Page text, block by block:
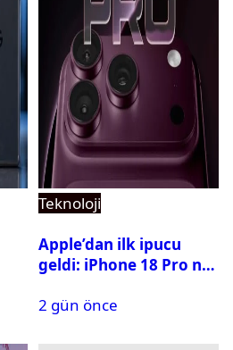
Teknoloji
Apple’dan ilk ipucu
geldi: iPhone 18 Pro ne
2 gün önce